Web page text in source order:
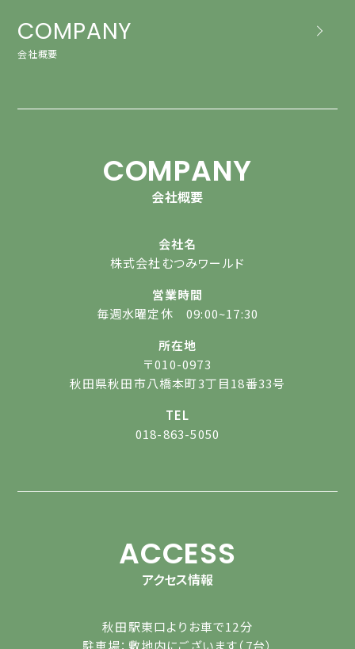
COMPANY
会社概要
COMPANY
会社概要
会社名
株式会社むつみワールド
営業時間
毎週水曜定休 09:00~17:30
所在地
〒010-0973
秋田県秋田市八橋本町3丁目18番33号
TEL
018-863-5050
ACCESS
アクセス情報
秋田駅東口よりお車で12分
駐車場：敷地内にございます（7台）